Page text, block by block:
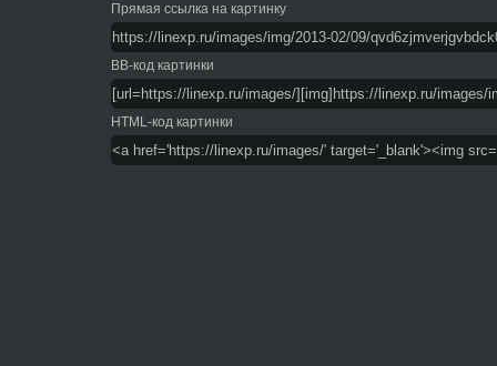
Прямая ссылка на картинку
BB-код картинки
HTML-код картинки